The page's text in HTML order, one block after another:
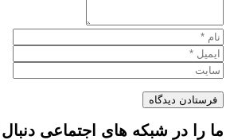
ما را در شبکه های اجتماعی دنبال